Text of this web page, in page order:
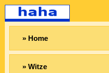
» Home
» Witze